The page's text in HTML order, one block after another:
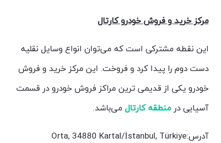
مرکز خرید و فروش خودرو کارتال
این نقطه مشترکی است که می‌توان انواع وسایل نقلیه
دست دوم را پیدا کرد و فروخت. این مرکز خرید و فروش
خودرو یکی از قدیمی ترین مراکز فروش خودرو در قسمت
آسیایی درمنطقه کارتال می‌باشد.
آدرس:Orta, 34880 Kartal/İstanbul, Türkiye